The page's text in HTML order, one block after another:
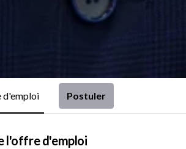
d'emploi Postuler
l'offre d'emploi